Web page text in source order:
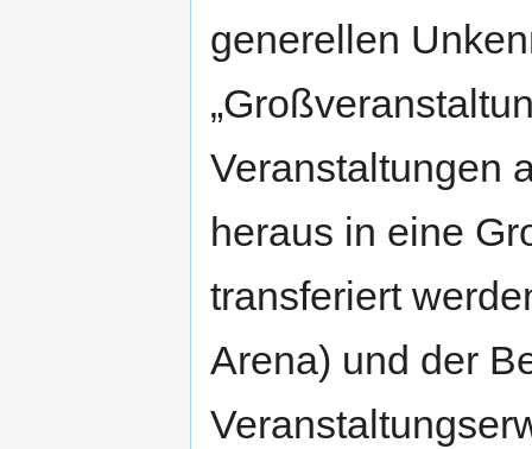
generellen
Veranstaltungen
heraus in eine
transferiert
Arena) und der